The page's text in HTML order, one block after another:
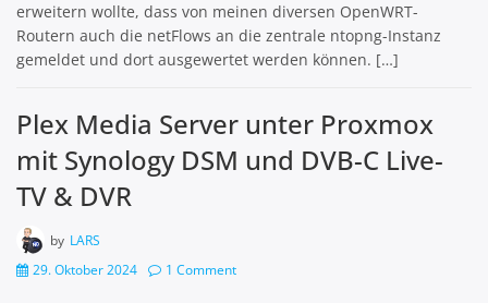
erweitern wollte, dass von meinen diversen OpenWRT-
Routern auch die netFlows an die zentrale ntopng-Instanz
gemeldet und dort ausgewertet werden können. […]
Plex Media Server unter Proxmox
mit Synology DSM und DVB-C Live-
TV & DVR
by LARS
29. Oktober 2024
1 Comment